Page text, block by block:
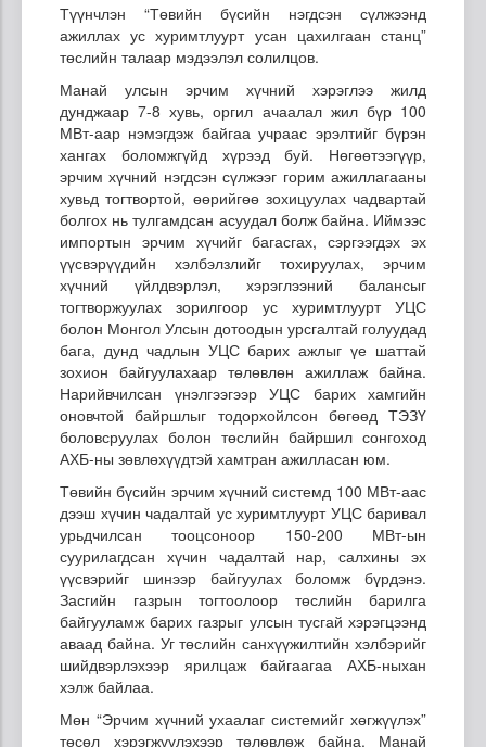
Түүнчлэн “Төвийн бүсийн нэгдсэн сүлжээнд
ажиллах ус хуримтлуурт усан цахилгаан станц”
төслийн талаар мэдээлэл солилцов.
Манай улсын эрчим хүчний хэрэглээ жилд
дунджаар 7-8 хувь, оргил ачаалал жил бүр 100
МВт-аар нэмэгдэж байгаа учраас эрэлтийг бүрэн
хангах боломжгүйд хүрээд буй. Нөгөөтээгүүр,
эрчим хүчний нэгдсэн сүлжээг горим ажиллагааны
хувьд тогтвортой, өөрийгөө зохицуулах чадвартай
болгох нь тулгамдсан асуудал болж байна. Иймээс
импортын эрчим хүчийг багасгах, сэргээгдэх эх
үүсвэрүүдийн хэлбэлзлийг тохируулах, эрчим
хүчний үйлдвэрлэл, хэрэглээний балансыг
тогтворжуулах зорилгоор ус хуримтлуурт УЦС
болон Монгол Улсын дотоодын урсгалтай голуудад
бага, дунд чадлын УЦС барих ажлыг үе шаттай
зохион байгуулахаар төлөвлөн ажиллаж байна.
Нарийвчилсан үнэлгээгээр УЦС барих хамгийн
оновчтой байршлыг тодорхойлсон бөгөөд ТЭЗҮ
боловсруулах болон төслийн байршил сонгоход
АХБ-ны зөвлөхүүдтэй хамтран ажилласан юм.
Төвийн бүсийн эрчим хүчний системд 100 МВт-аас
дээш хүчин чадалтай ус хуримтлуурт УЦС баривал
урьдчилсан тооцсоноор 150-200 МВт-ын
суурилагдсан хүчин чадалтай нар, салхины эх
үүсвэрийг шинээр байгуулах боломж бүрдэнэ.
Засгийн газрын тогтоолоор төслийн барилга
байгууламж барих газрыг улсын тусгай хэрэгцээнд
аваад байна. Уг төслийн санхүүжилтийн хэлбэрийг
шийдвэрлэхээр ярилцаж байгаагаа АХБ-ныхан
хэлж байлаа.
Мөн “Эрчим хүчний ухаалаг системийг хөгжүүлэх”
төсөл хэрэгжүүлэхээр төлөвлөж байна. Манай